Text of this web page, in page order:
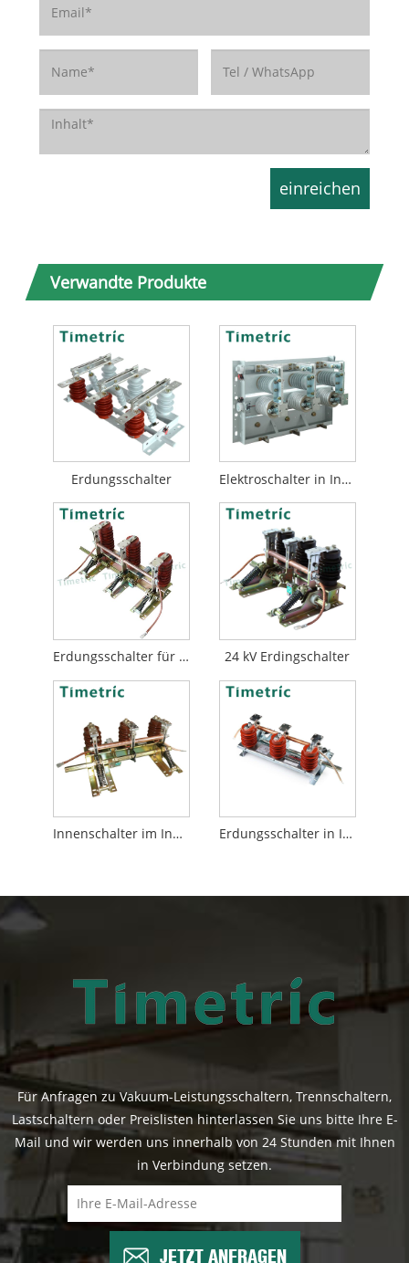
Verwandte Produkte
Erdungsschalter Elektroschalter in Innenräumen
Erdungsschalter für Schaltanlagen 24 kV Erdingschalter
Innenschalter im Innenraum Erdungsschalter in Innenräumen
Für Anfragen zu Vakuum-Leistungsschaltern, Trennschaltern,
Lastschaltern oder Preislisten hinterlassen Sie uns bitte Ihre E-
Mail und wir werden uns innerhalb von 24 Stunden mit Ihnen
in Verbindung setzen.
JETZT ANFRAGEN